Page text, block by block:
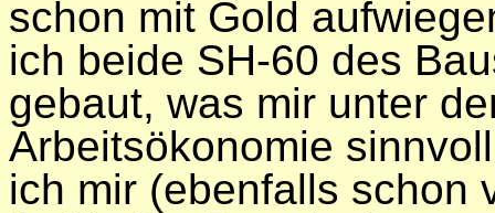
schon mit Gold
ich beide SH-60 des
gebaut, was mir unter
Arbeitsökonomie
ich mir (ebenfalls schon